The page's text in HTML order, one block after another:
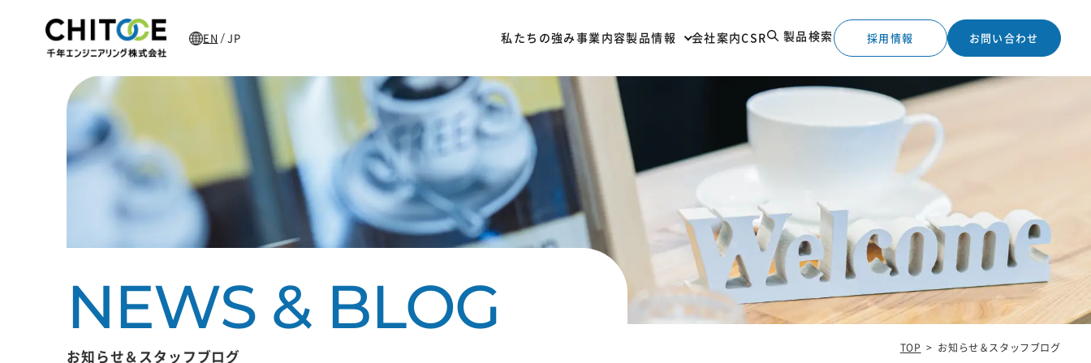
EN / JP 私たちの強み事業内容製品情報
主な加工製品 部材一覧 加工実績
会社案内CSR 製品検索 採用情報 お問い合わせ
TOP > お知らせ＆スタッフブログ
お知らせ＆スタッフブログ